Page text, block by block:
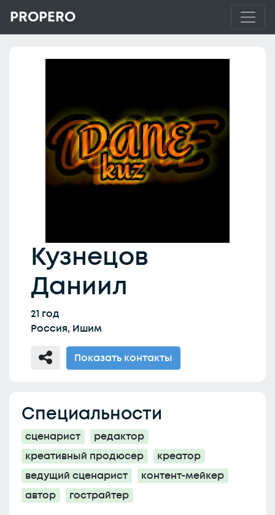
PROPERO
Кузнецов
Даниил
21 год
Россия, Ишим
Показать контакты
Специальности
сценарист
редактор
креативный продюсер
креатор
ведущий сценарист
контент-мейкер
автор
гострайтер